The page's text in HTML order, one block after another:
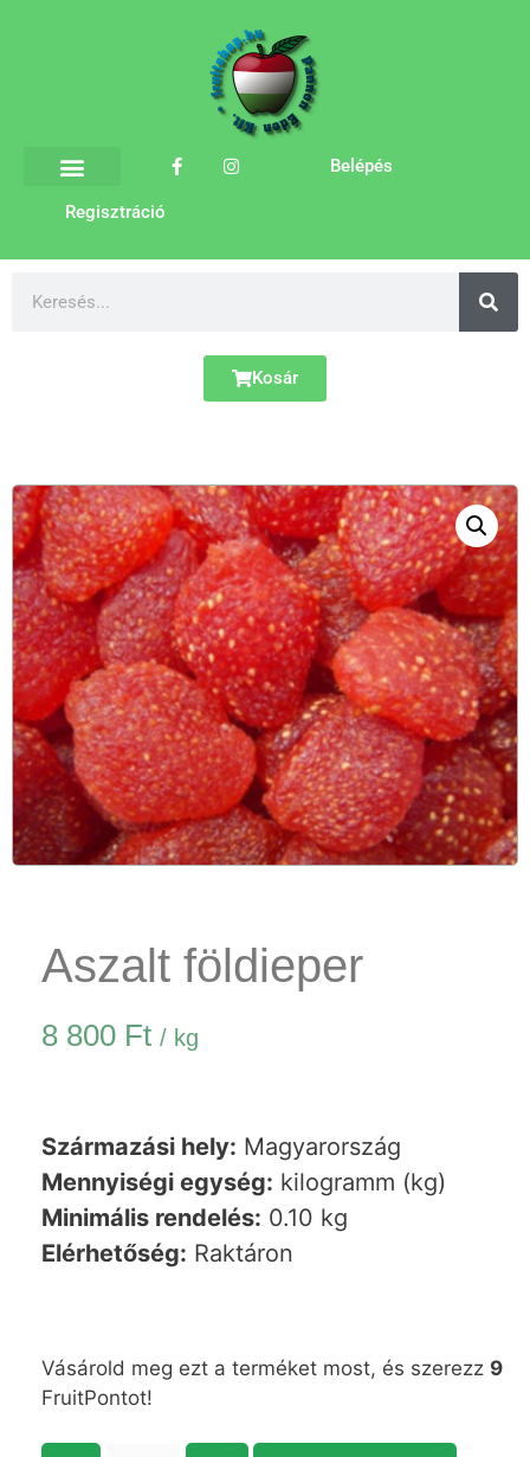
Belépés
Regisztráció
Kosár
Aszalt földieper
8 800 Ft / kg
Származási hely: Magyarország
Mennyiségi egység: kilogramm (kg)
Minimális rendelés: 0.10 kg
Elérhetőség: Raktáron
Vásárold meg ezt a terméket most, és szerezz 9
FruitPontot!